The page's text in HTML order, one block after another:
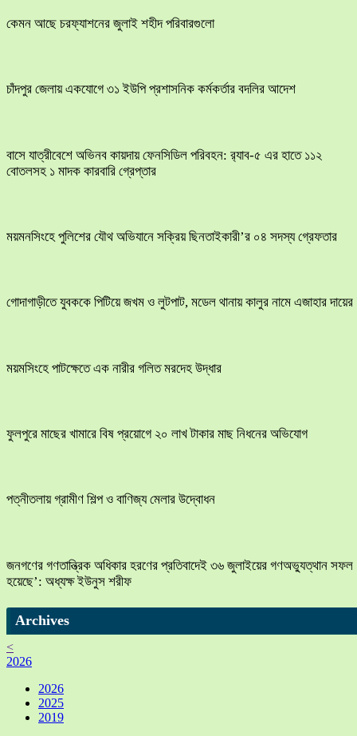
কেমন আছে চরফ্যাশনের জুলাই শহীদ পরিবারগুলো
চাঁদপুর জেলায় একযোগে ৩১ ইউপি প্রশাসনিক কর্মকর্তার বদলির আদেশ
বাসে যাত্রীবেশে অভিনব কায়দায় ফেনসিডিল পরিবহন: র‍্যাব-৫ এর হাতে ১১২
বোতলসহ ১ মাদক কারবারি গ্রেপ্তার
ময়মনসিংহে পুলিশের যৌথ অভিযানে সক্রিয় ছিনতাইকারী’র ০৪ সদস্য গ্রেফতার
​গোদাগাড়ীতে যুবককে পিটিয়ে জখম ও লুটপাট, মডেল থানায় কালুর নামে এজাহার দায়ের
ময়মসিংহে পাটক্ষেতে এক নারীর গলিত মরদেহ উদ্ধার
ফুলপুরে মাছের খামারে বিষ প্রয়োগে ২০ লাখ টাকার মাছ নিধনের অভিযোগ
পত্নীতলায় গ্রামীণ শিল্প ও বাণিজ্য মেলার উদ্বোধন
জনগণের গণতান্ত্রিক অধিকার হরণের প্রতিবাদেই ৩৬ জুলাইয়ের গণঅভ্যুত্থান সফল
হয়েছে’: অধ্যক্ষ ইউনুস শরীফ
Archives
<
2026
2026
2025
2019